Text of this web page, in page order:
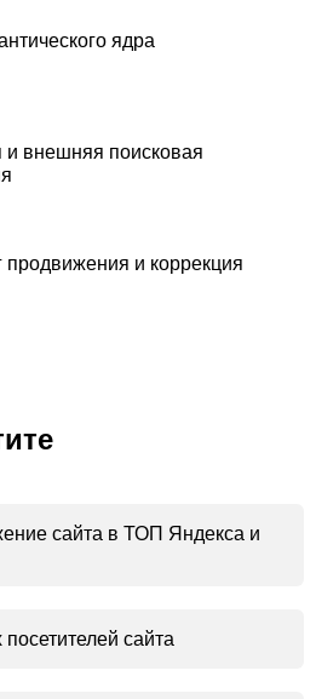
ядра
и внешняя поисковая
продвижения и коррекция
сайта в ТОП Яндекса и
сайта